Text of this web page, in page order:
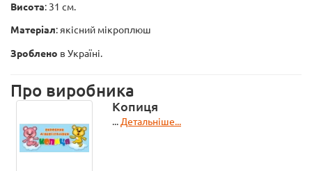
Висота: 31 см.
Матеріал: якісний мікроплюш
Зроблено в Україні.
Про виробника
Копиця
... Детальніше...